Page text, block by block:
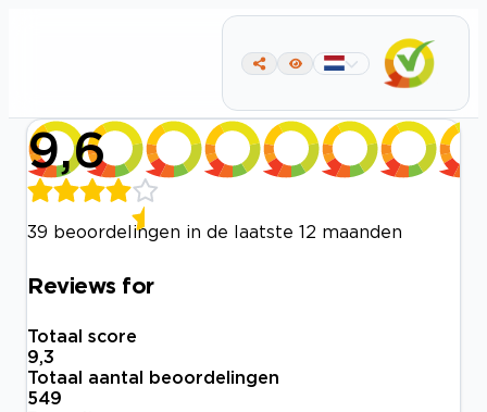
9,6
39 beoordelingen in de laatste 12 maanden
Reviews for
Totaal score
9,3
Totaal aantal beoordelingen
549